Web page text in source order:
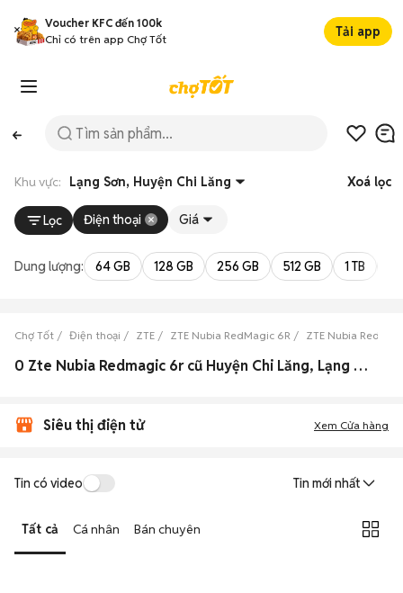
Voucher KFC đến 100k
Chỉ có trên app Chợ Tốt
Tải app
Khu vực: Lạng Sơn, Huyện Chi Lăng Xoá lọc
Lọc Điện thoại Giá
Dung lượng: 64 GB 128 GB 256 GB 512 GB 1 TB
Chợ Tốt Điện thoại ZTE ZTE Nubia RedMagic 6R ZTE Nubia
0 Zte Nubia Redmagic 6r cũ Huyện Chi Lăng, Lạng Sơn đẹp
Siêu thị điện tử Xem Cửa hàng
Tin có video Tin mới nhất
Tất cả Cá nhân Bán chuyên